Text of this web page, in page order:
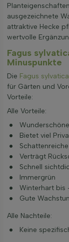
ausgezeichnete
attraktive Hecke
wertvolle
Fagus
Minuspunkte
Die Fagus
für Gärten und
Vorteile:
Alle Vorteile:
Bietet viel
Verträgt
Schnell
Immergrün
Winterhart bis
Gute
Alle Nachteile:
Keine